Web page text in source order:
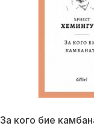
За кого бие